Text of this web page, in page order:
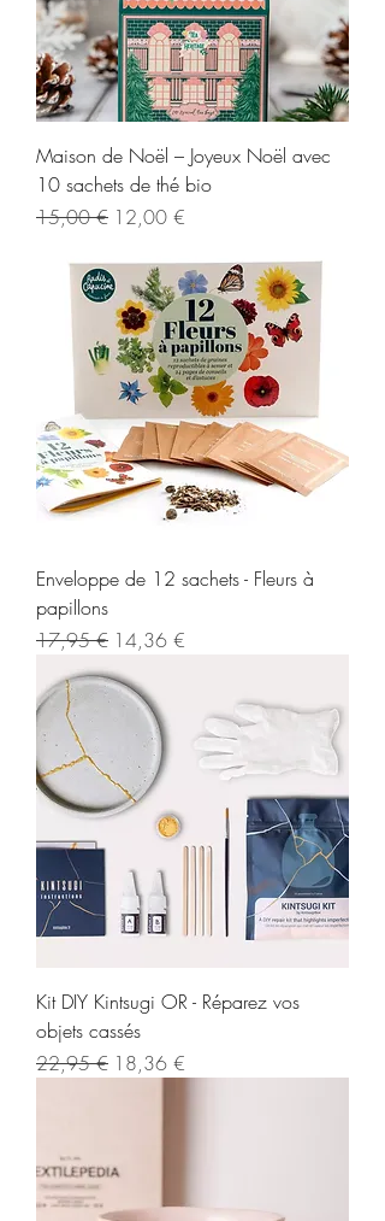
Maison de Noël – Joyeux Noël avec
10 sachets de thé bio
Regularna cena
15,00 € Cena rabatowa
12,00 €
Enveloppe de 12 sachets - Fleurs à
papillons
Regularna cena
17,95 € Cena rabatowa
14,36 €
Kit DIY Kintsugi OR - Réparez vos
objets cassés
Regularna cena
22,95 € Cena rabatowa
18,36 €